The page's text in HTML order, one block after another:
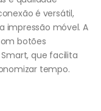
é versátil,
impressão móvel. A
botões
que facilita
tempo.